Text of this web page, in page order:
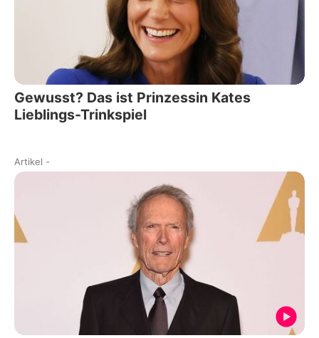
Gewusst? Das ist Prinzessin Kates
Lieblings-Trinkspiel
Artikel -